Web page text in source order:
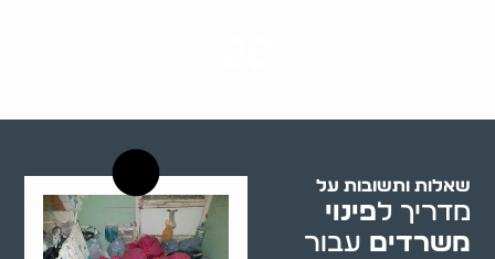
שאלות ותשובות על
מדריך לפינוי
משרדים עבור